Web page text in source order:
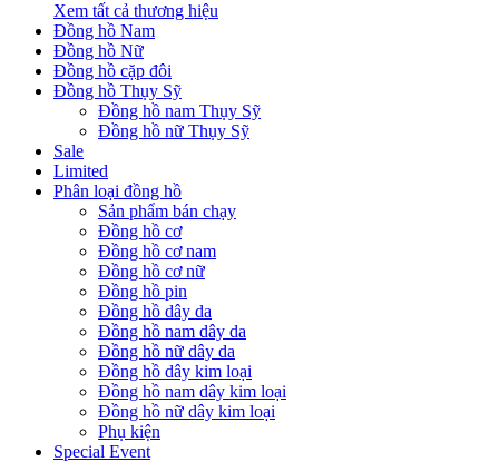
Xem tất cả thương hiệu
Đồng hồ Nam
Đồng hồ Nữ
Đồng hồ cặp đôi
Đồng hồ Thụy Sỹ
Đồng hồ nam Thụy Sỹ
Đồng hồ nữ Thụy Sỹ
Sale
Limited
Phân loại đồng hồ
Sản phẩm bán chạy
Đồng hồ cơ
Đồng hồ cơ nam
Đồng hồ cơ nữ
Đồng hồ pin
Đồng hồ dây da
Đồng hồ nam dây da
Đồng hồ nữ dây da
Đồng hồ dây kim loại
Đồng hồ nam dây kim loại
Đồng hồ nữ dây kim loại
Phụ kiện
Special Event